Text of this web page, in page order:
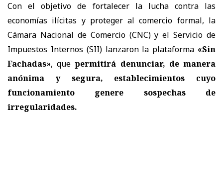
Con el objetivo de fortalecer la lucha contra las
economías ilícitas y proteger al comercio formal, la
Cámara Nacional de Comercio (CNC) y el Servicio de
Impuestos Internos (SII) lanzaron la plataforma «Sin
Fachadas», quepermitirá denunciar, de manera
anónima y segura, establecimientos cuyo
funcionamiento genere sospechas de
irregularidades.